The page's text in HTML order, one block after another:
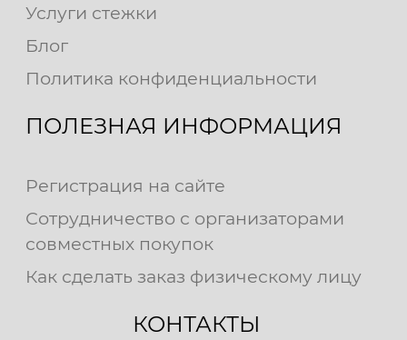
Услуги стежки
Блог
Политика конфиденциальности
ПОЛЕЗНАЯ ИНФОРМАЦИЯ
Регистрация на сайте
Сотрудничество с организаторами
совместных покупок
Как сделать заказ физическому лицу
КОНТАКТЫ